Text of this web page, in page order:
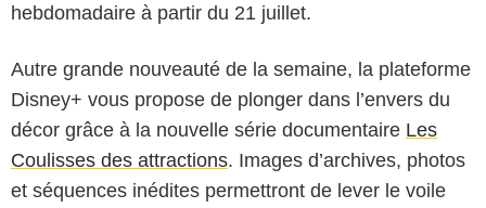
hebdomadaire à partir du 21 juillet.
Autre grande nouveauté de la semaine, la plateforme
Disney+ vous propose de plonger dans l’envers du
décor grâce à la nouvelle série documentaire Les
Coulisses des attractions. Images d’archives, photos
et séquences inédites permettront de lever le voile